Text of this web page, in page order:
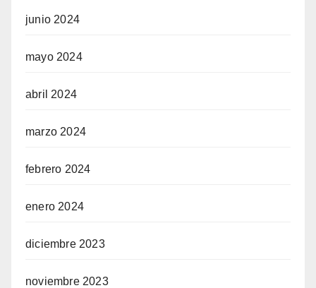
junio 2024
mayo 2024
abril 2024
marzo 2024
febrero 2024
enero 2024
diciembre 2023
noviembre 2023